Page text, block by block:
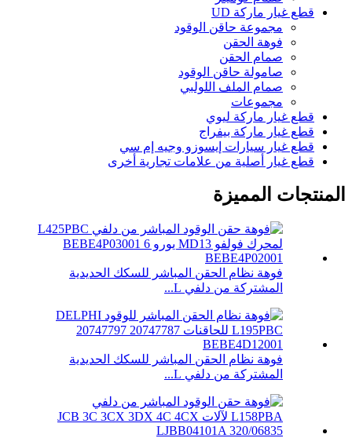
قطع غيار ماركة UD
مجموعة حاقن الوقود
فوهة الحقن
صمام الحقن
صامولة حاقن الوقود
صمام الملف اللولبي
مجموعات
قطع غيار ماركة ليوي
قطع غيار ماركة بيفراج
قطع غيار سيارات إيسوزو وجيه إم سي
قطع غيار أصلية من علامات تجارية أخرى
المنتجات المميزة
فوهة نظام الحقن المباشر للسكك الحديدية
المشتركة من دلفي L...
فوهة نظام الحقن المباشر للسكك الحديدية
المشتركة من دلفي L...